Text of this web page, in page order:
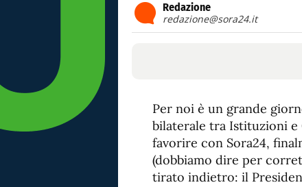
Redazione
redazione@sora24.it
Per noi è un grande
bilaterale tra Istituzioni
favorire con Sora24,
(dobbiamo dire per
tirato indietro: il